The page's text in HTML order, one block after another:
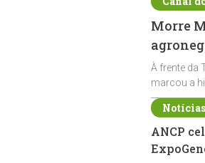
Morre
À frente da
marcou a
ANCP